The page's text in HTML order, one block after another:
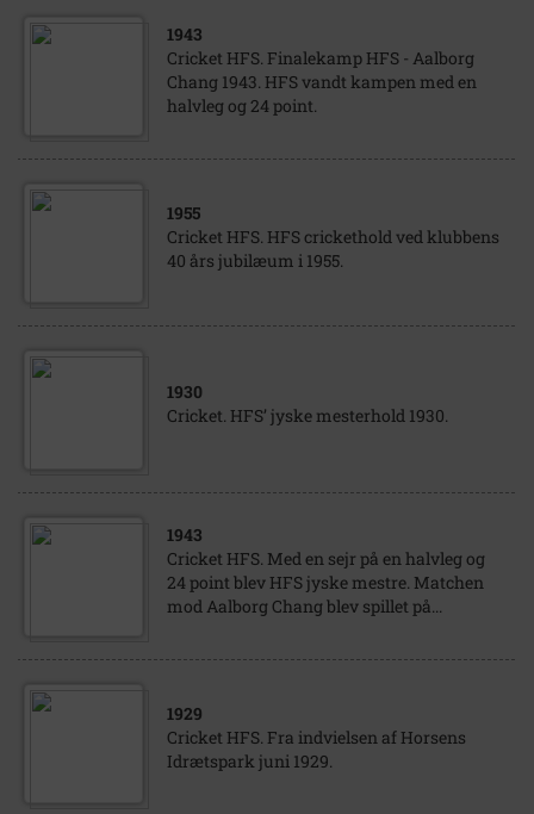
1943
Cricket HFS. Finalekamp HFS - Aalborg
Chang 1943. HFS vandt kampen med en
halvleg og 24 point.
1955
Cricket HFS. HFS crickethold ved klubbens
40 års jubilæum i 1955.
1930
Cricket. HFS’ jyske mesterhold 1930.
1943
Cricket HFS. Med en sejr på en halvleg og
24 point blev HFS jyske mestre. Matchen
mod Aalborg Chang blev spillet på...
1929
Cricket HFS. Fra indvielsen af Horsens
Idrætspark juni 1929.